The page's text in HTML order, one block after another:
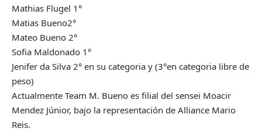
Mathias Flugel 1°
Matias Bueno2°
Mateo Bueno 2°
Sofia Maldonado 1°
Jenifer da Silva 2° en su categoria y (3°en categoria libre de
peso)
Actualmente Team M. Bueno es filial del sensei Moacir
Mendez Júnior, bajo la representación de Alliance Mario
Reis.